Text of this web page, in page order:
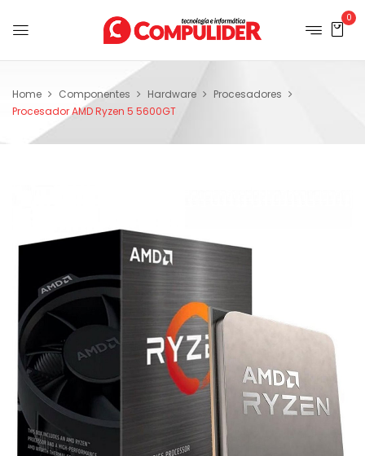
0
Home Componentes Hardware
Procesadores
Procesador AMD Ryzen 5 5600GT